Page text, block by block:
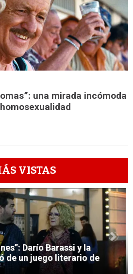
una mirada incómoda
VISTAS
1
Darío Barassi y la
de un juego literario de
Next